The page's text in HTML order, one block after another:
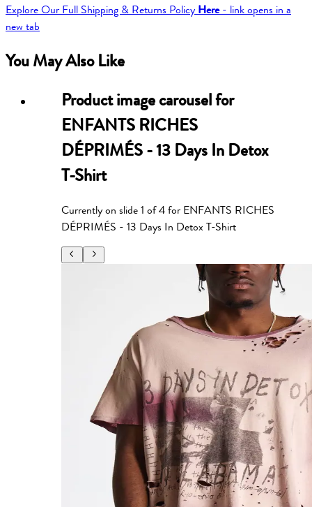
Explore Our Full Shipping & Returns Policy Here- link opens in a
new tab
You May Also Like
Product image carousel for
ENFANTS RICHES
DÉPRIMÉS - 13 Days In Detox
T-Shirt
Currently on slide1 of4for ENFANTS RICHES
DÉPRIMÉS - 13 Days In Detox T-Shirt